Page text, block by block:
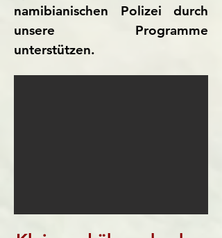
namibianischen Polizei durch
unsere Programme
unterstützen.